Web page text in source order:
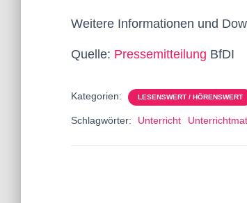
Weitere Informationen und
Quelle: Pressemitteilung BfDI
Kategorien: LESENSWERT / HÖRENSWERT
Schlagwörter: Unterricht